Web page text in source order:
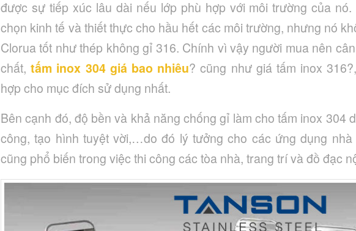
được sự tiếp xúc lâu dài nếu lớp phù hợp với môi trường của
chọn kinh tế và thiết thực cho hầu hết các môi trường, nhưng nó
Clorua tốt như thép không gỉ 316. Chính vì vậy người mua nên
chất,tấm inox 304 giá bao nhiêu? cũng như giá tấm inox
hợp cho mục đích sử dụng nhất.
Bên cạnh đó, độ bền và khả năng chống gỉ làm cho tấm inox 304
công, tạo hình tuyệt vời,…do đó lý tưởng cho các ứng dụng
cũng phổ biến trong việc thi công các tòa nhà, trang trí và đồ đạc